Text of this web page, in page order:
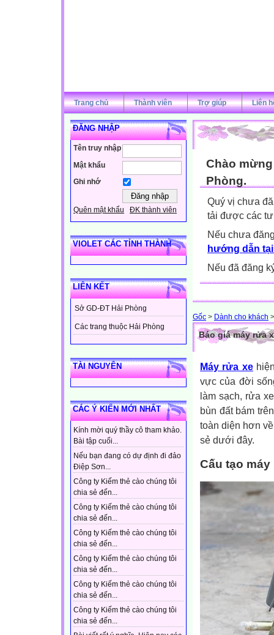
Trang chủ Thành viên Trợ giúp Liên
ĐĂNG NHẬP
Tên truy nhập
Mật khẩu
Ghi nhớ
Quên mật khẩu ĐK thành viên
VIOLET CÁC TỈNH THÀNH
LIÊN KẾT
Sở GD-ĐT Hải Phòng
Các trang thuộc Hải Phòng
TÀI NGUYÊN
CÁC Ý KIẾN MỚI NHẤT
Kính mời quý thầy cô tham khảo.
Bài tập cuối...
Nếu bạn đang có dự định đi đảo
Điệp Sơn...
Công ty Kiếm thẻ cào chúng tôi
chia sẻ đến...
Công ty Kiếm thẻ cào chúng tôi
chia sẻ đến...
Công ty Kiếm thẻ cào chúng tôi
chia sẻ đến...
Công ty Kiếm thẻ cào chúng tôi
chia sẻ đến...
Công ty Kiếm thẻ cào chúng tôi
chia sẻ đến...
Công ty Kiếm thẻ cào chúng tôi
chia sẻ đến...
Chào
Phòng.
Quý vị chưa
tải được các
Nếu chưa
hướng dẫn
Nếu đã đăng
Gốc > Dành cho khách >
Báo giá máy rửa
Máy rửa xe
vực của đời
làm sạch, rửa
bùn đất bám
toàn diện hơn
sẻ dưới đây.
Cấu tạo